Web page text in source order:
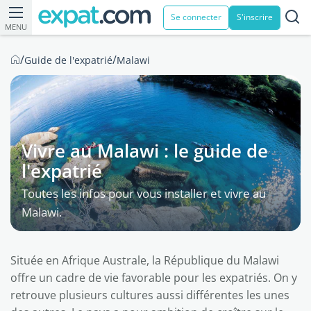
MENU
Se connecter S'inscrire
/Guide de l'expatrié/Malawi
Vivre au Malawi : le guide de
l'expatrié
Toutes les infos pour vous installer et vivre au
Malawi.
Située en Afrique Australe, la République du Malawi
offre un cadre de vie favorable pour les expatriés. On y
retrouve plusieurs cultures aussi différentes les unes